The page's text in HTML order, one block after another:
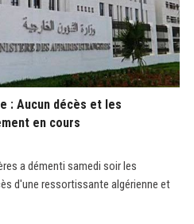
: Aucun décès et les
en cours
a démenti samedi soir les
d'une ressortissante algérienne et